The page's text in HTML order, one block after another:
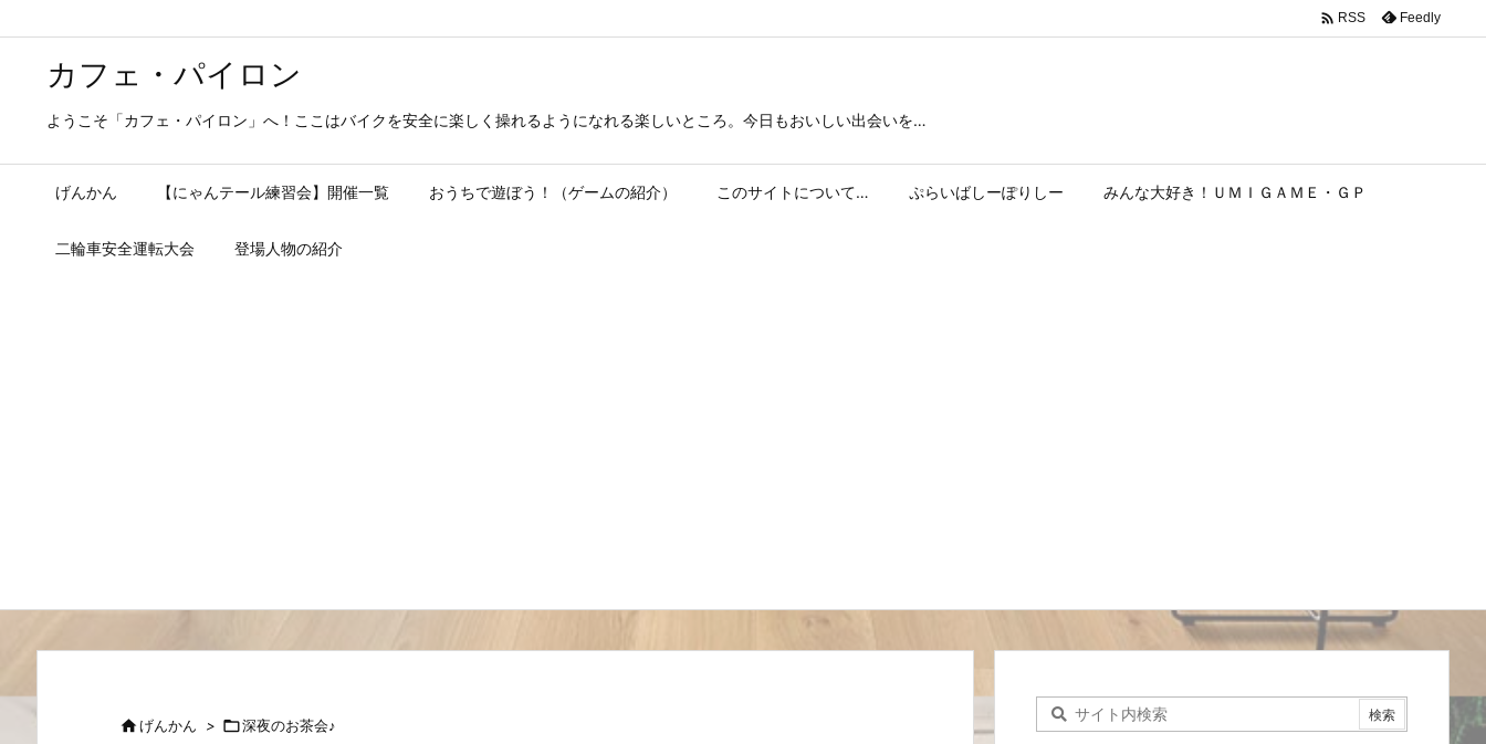
カフェ・パイロン
ようこそ「カフェ・パイロン」へ！ここはバイクを安全に楽しく操れるようになれる楽しいところ。今日もおいしい出会いを…
げんかん 【にゃんテール練習会】開催一覧 おうちで遊ぼう！（ゲームの紹介） このサイトについて… ぷらいばしーぽりしー みんな大好き！ＵＭＩＧＡＭＥ・ＧＰ
二輪車安全運転大会 登場人物の紹介
 RSS Feedly
げんかん > 深夜のお茶会♪